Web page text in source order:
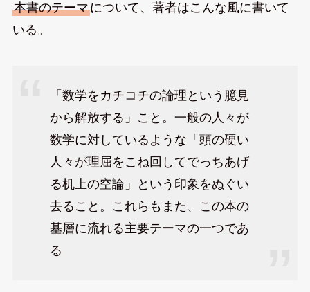
本書のテーマについて、著者はこんな風に書いて
いる。
「数学をカチコチの論理という臆見
から解放する」こと。一般の人々が
数学に対しているような「頭の硬い
人々が理屈をこね回してでっちあげ
る机上の空論」という印象をぬぐい
去ること。これらもまた、この本の
基層に流れる主要テーマの一つであ
る